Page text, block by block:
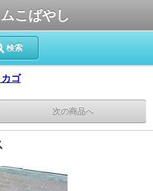
こばやし
検索
ゴ
次の商品へ